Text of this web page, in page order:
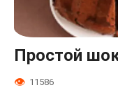
Простой
11586